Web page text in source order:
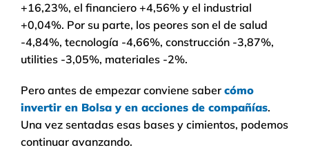
+16,23%, el financiero +4,56% y el industrial
+0,04%. Por su parte, los peores son el de salud
-4,84%, tecnología -4,66%, construcción -3,87%,
utilities -3,05%, materiales -2%.
Pero antes de empezar conviene saber cómo
invertir en Bolsa y en acciones de compañías.
Una vez sentadas esas bases y cimientos, podemos
continuar avanzando.